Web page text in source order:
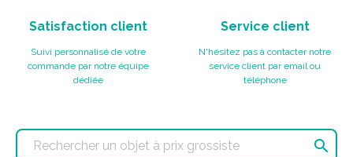
Satisfaction client
Suivi personnalisé de votre
commande par notre équipe
dédiée
Service client
N'hésitez pas à contacter notre
service client par email ou
téléphone
